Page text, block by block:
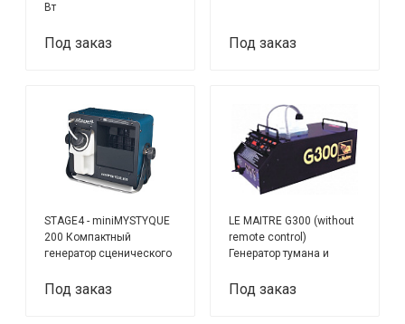
Вт
Под заказ Под заказ
STAGE4 - miniMYSTYQUE
200 Компактный
генератор сценического
жидкости на водной
Под заказ
LE MAITRE G300 (without
remote control)
Генератор тумана и
Под заказ